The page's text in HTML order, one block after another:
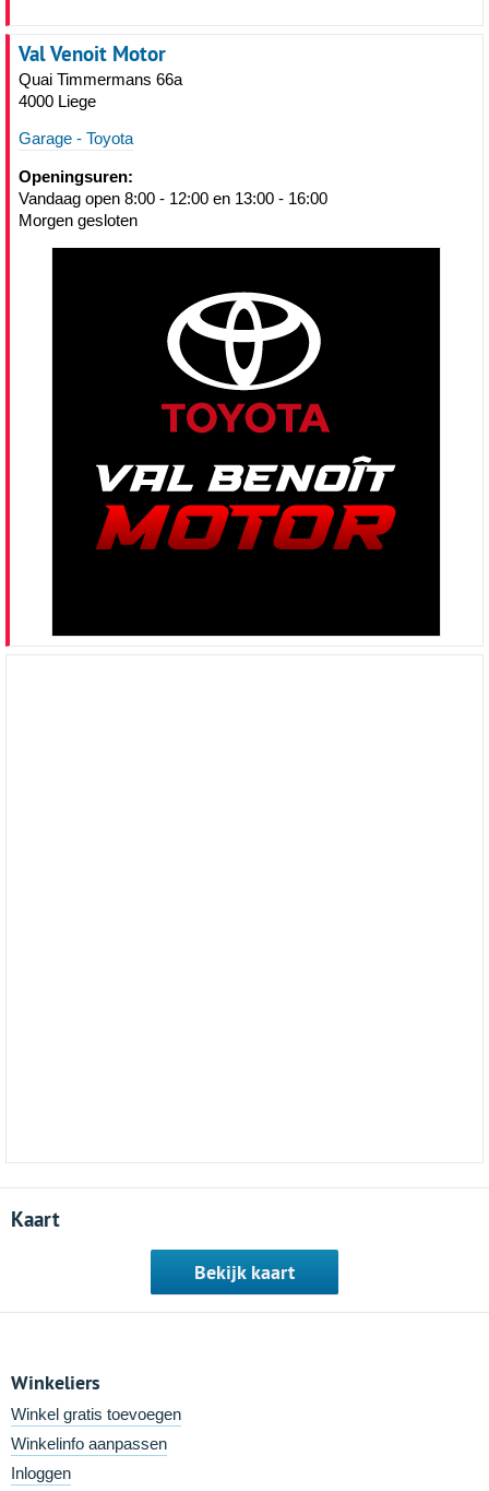
Val Venoit Motor
Quai Timmermans 66a
4000 Liege
Garage - Toyota
Openingsuren:
Vandaag open 8:00 - 12:00 en 13:00 - 16:00
Morgen gesloten
Kaart
Bekijk kaart
Winkeliers
Winkel gratis toevoegen
Winkelinfo aanpassen
Inloggen